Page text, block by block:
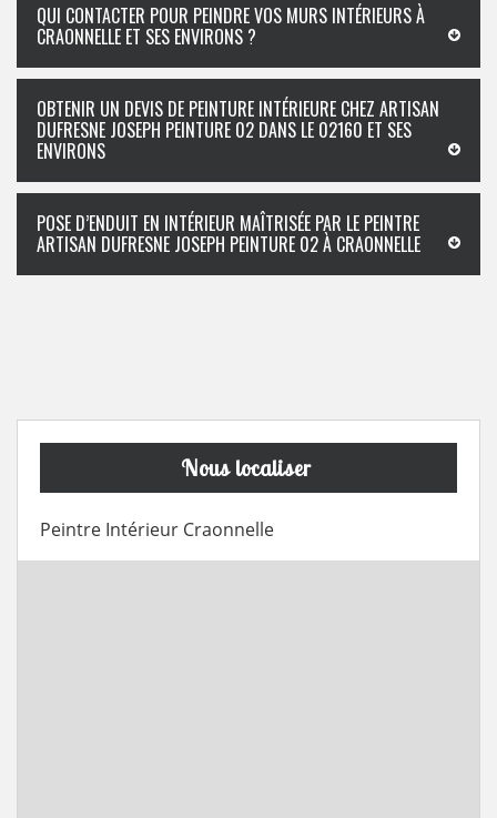
QUI CONTACTER POUR PEINDRE VOS MURS INTÉRIEURS À
CRAONNELLE ET SES ENVIRONS ?
OBTENIR UN DEVIS DE PEINTURE INTÉRIEURE CHEZ ARTISAN
DUFRESNE JOSEPH PEINTURE 02 DANS LE 02160 ET SES
ENVIRONS
POSE D’ENDUIT EN INTÉRIEUR MAÎTRISÉE PAR LE PEINTRE
ARTISAN DUFRESNE JOSEPH PEINTURE 02 À CRAONNELLE
Nous localiser
Peintre Intérieur Craonnelle